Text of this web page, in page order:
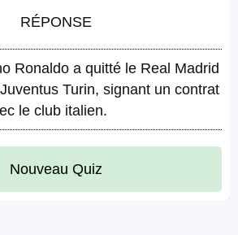
RÉPONSE
Ronaldo a quitté le Real Madrid
Turin, signant un contrat
le club italien.
Nouveau Quiz